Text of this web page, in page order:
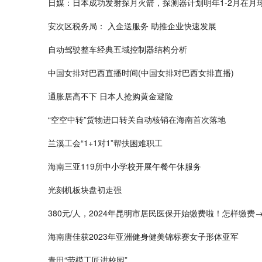
日媒：日本成功发射探月火箭，探测器计划明年1-2月在月
安次区税务局： 入企送服务 助推企业快速发展
自动驾驶整车经典五域控制器结构分析
中国女排对巴西直播时间(中国女排对巴西女排直播)
通胀居高不下 日本人抢购黄金避险
“空空中转”货物进口转关自动核销在海南首次落地
兰溪工会“1+1对1”帮扶困难职工
海南三亚119所中小学校开展午餐午休服务
光刻机板块盘初走强
380元/人，2024年昆明市居民医保开始缴费啦！怎样缴费→
海南唐佳获2023年亚洲健身健美锦标赛女子形体亚军
青田“劳模工匠进校园”